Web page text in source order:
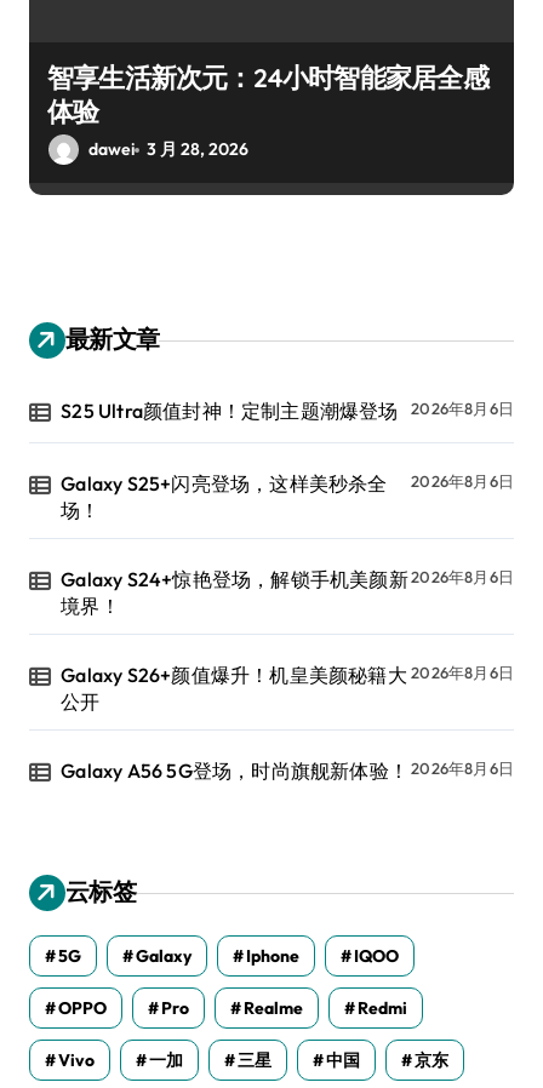
智享生活新次元：24小时智能家居全感
体验
dawei 3 月 28, 2026
最新文章
S25 Ultra颜值封神！定制主题潮爆登场 2026年8月6日
Galaxy S25+闪亮登场，这样美秒杀全
场！
2026年8月6日
Galaxy S24+惊艳登场，解锁手机美颜新
境界！
2026年8月6日
Galaxy S26+颜值爆升！机皇美颜秘籍大
公开
2026年8月6日
Galaxy A56 5G登场，时尚旗舰新体验！ 2026年8月6日
云标签
5G Galaxy Iphone IQOO
OPPO Pro Realme Redmi
Vivo 一加 三星 中国 京东